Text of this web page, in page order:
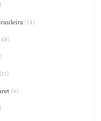
(14)
(6)